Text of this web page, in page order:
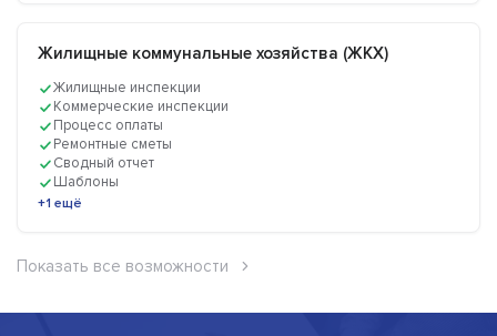
Жилищные коммунальные хозяйства (ЖКХ)
Жилищные инспекции
Коммерческие инспекции
Процесс оплаты
Ремонтные сметы
Сводный отчет
Шаблоны
+1 ещё
Показать все возможности